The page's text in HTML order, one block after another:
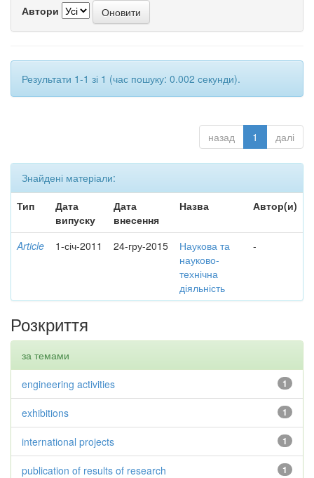
Автори
Результати 1-1 зі 1 (час пошуку: 0.002 секунди).
назад 1 далі
Знайдені матеріали:
Тип
Дата
випуску
Дата
внесення
Назва Автор(и)
Article 1-січ-2011 24-гру-2015
Наукова та
науково-
технічна
діяльність
-
Розкриття
за темами
1
engineering activities
1
exhibitions
1
international projects
1
publication of results of research